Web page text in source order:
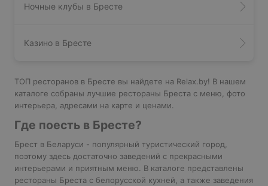
Ночные клубы в Бресте
Казино в Бресте
ТОП ресторанов в Бресте вы найдете на Relax.by! В нашем
каталоге собраны лучшие рестораны Бреста с меню, фото
интерьера, адресами на карте и ценами.
Где поесть в Бресте?
Брест в Беларуси - популярный туристический город,
поэтому здесь достаточно заведений с прекрасными
интерьерами и приятным меню. В каталоге представлены
рестораны Бреста с белорусской кухней, а также заведения